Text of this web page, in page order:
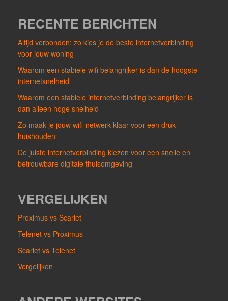
RECENTE BERICHTEN
Altijd verbonden: zo kies je de beste internetverbinding
voor jouw woning
Waarom een stabiele wifi belangrijker is dan de hoogste
internetsnelheid
Waarom een stabiele internetverbinding belangrijker is
dan alleen hoge snelheid
Zo maak je jouw wifi-netwerk klaar voor een druk
huishouden
De juiste internetverbinding kiezen voor een snelle en
betrouwbare digitale thuisomgeving
VERGELIJKEN
Proximus vs Scarlet
Telenet vs Proximus
Scarlet vs Telenet
Vergelijken